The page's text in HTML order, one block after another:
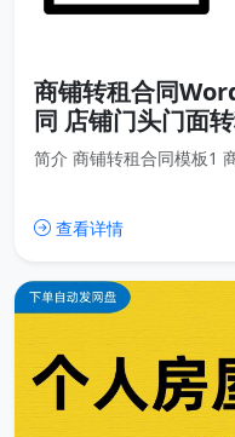
商铺转租合同
同 店铺门头门面
简介 商铺转租合同模板1
查看详情